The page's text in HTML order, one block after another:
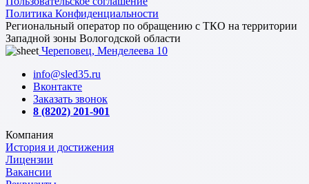
Политика Конфиденциальности
Региональный оператор по обращению с ТКО на территории
Западной зоны Вологодской области
Череповец, Менделеева 10
info@sled35.ru
Вконтакте
Заказать звонок
8 (8202) 201-901
Компания
История и достижения
Лицензии
Вакансии